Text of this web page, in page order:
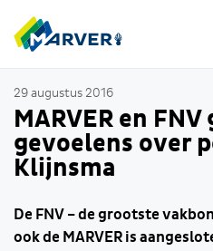
29 augustus 2016
MARVER en
gevoelens over
Klijnsma
De FNV – de grootste
ook de MARVER is